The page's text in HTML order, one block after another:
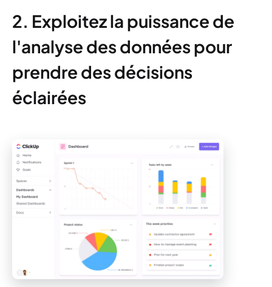
2. Exploitez la puissance de
l'analyse des données pour
prendre des décisions
éclairées